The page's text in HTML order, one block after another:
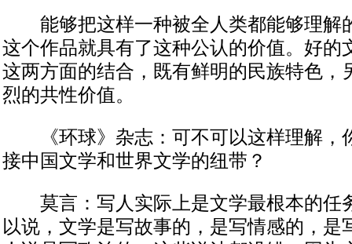
能够把这样一种被全人类都能够理解
这个作品就具有了这种公认的价值。好的
这两方面的结合，既有鲜明的民族特色，
烈的共性价值。
《环球》杂志：可不可以这样理解，
接中国文学和世界文学的纽带？
莫言：写人实际上是文学最根本的任
以说，文学是写故事的，是写情感的，是